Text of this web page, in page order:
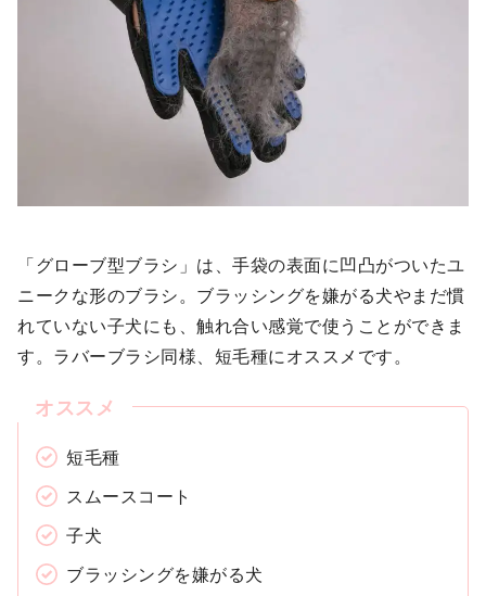
「グローブ型ブラシ」は、手袋の表面に凹凸がついたユ
ニークな形のブラシ。ブラッシングを嫌がる犬やまだ慣
れていない子犬にも、触れ合い感覚で使うことができま
す。ラバーブラシ同様、短毛種にオススメです。
短毛種
スムースコート
子犬
ブラッシングを嫌がる犬